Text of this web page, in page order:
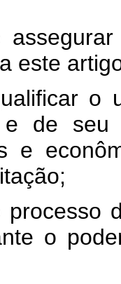
este
o
e de seu
e
o